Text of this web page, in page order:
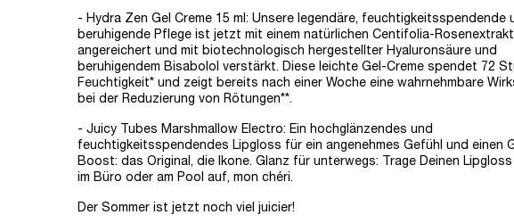
- Hydra Zen Gel Creme 15 ml: Unsere legendäre, feuchtigkeitsspendende
beruhigende Pflege ist jetzt mit einem natürlichen Centifolia-Rosenextrakt
angereichert und mit biotechnologisch hergestellter Hyaluronsäure und
beruhigendem Bisabolol verstärkt. Diese leichte Gel-Creme spendet 72
Feuchtigkeit* und zeigt bereits nach einer Woche eine wahrnehmbare
bei der Reduzierung von Rötungen**.
- Juicy Tubes Marshmallow Electro: Ein hochglänzendes und
feuchtigkeitsspendendes Lipgloss für ein angenehmes Gefühl und einen
Boost: das Original, die Ikone. Glanz für unterwegs: Trage Deinen Lipgloss
im Büro oder am Pool auf, mon chéri.
Der Sommer ist jetzt noch viel juicier!